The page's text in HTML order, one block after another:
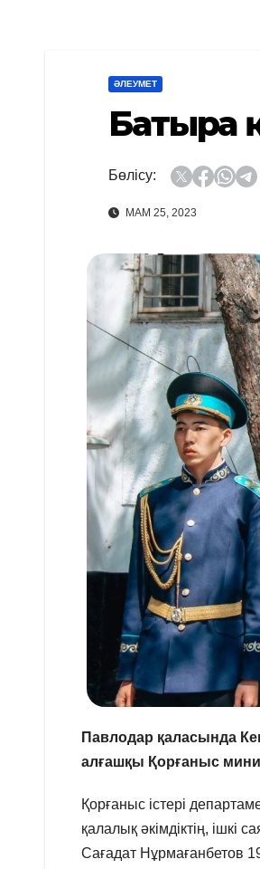
ӘЛЕУМЕТ
Батырға
Бөлісу:
МАМ 25, 2023
Павлодар қаласында
алғашқы Қорғаныс
Қорғаныс істері
қалалық әкімдіктің, ішкі
Сағадат Нұрмағанбетов